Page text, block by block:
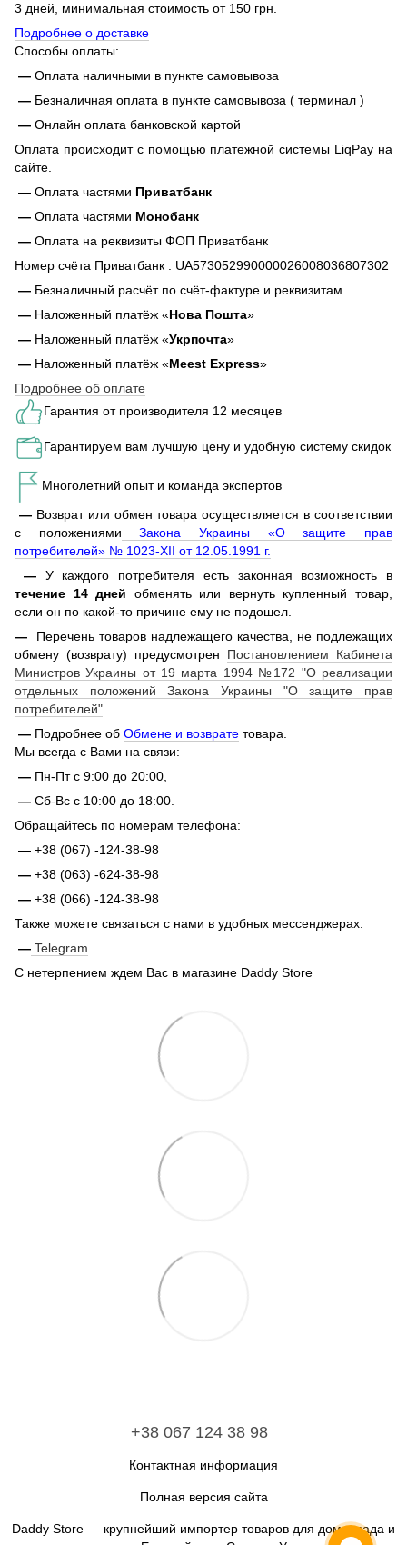
3 дней, минимальная стоимость от 150 грн.
Подробнее о доставке
Способы оплаты:
— Оплата наличными в пункте самовывоза
— Безналичная оплата в пункте самовывоза ( терминал )
— Онлайн оплата банковской картой
Оплата происходит с помощью платежной системы LiqPay на
сайте.
— Оплата частями Приватбанк
— Оплата частями Монобанк
— Оплата на реквизиты ФОП Приватбанк
Номер счёта Приватбанк : UA573052990000026008036807302
— Безналичный расчёт по счёт-фактуре и реквизитам
— Наложенный платёж «Нова Пошта»
— Наложенный платёж «Укрпочта»
— Наложенный платёж «Meest Express»
Подробнее об оплате
Гарантия от производителя 12 месяцев
Гарантируем вам лучшую цену и удобную систему скидок
Многолетний опыт и команда экспертов
— Возврат или обмен товара осуществляется в соответствии
с положениями Закона Украины «О защите прав
потребителей» № 1023-XII от 12.05.1991 г.
— У каждого потребителя есть законная возможность в
течение 14 дней обменять или вернуть купленный товар,
если он по какой-то причине ему не подошел.
—
Перечень товаров надлежащего качества, не подлежащих
обмену (возврату) предусмотрен Постановлением Кабинета
Министров Украины от 19 марта 1994 №172 "О реализации
отдельных положений Закона Украины "О защите прав
потребителей"
— Подробнее об Обмене и возврате товара.
Мы всегда с Вами на связи:
— Пн-Пт с 9:00 до 20:00,
— Сб-Вс с 10:00 до 18:00.
Обращайтесь по номерам телефона:
— +38 (067) -124-38-98
— +38 (063) -624-38-98
— +38 (066) -124-38-98
Также можете связаться с нами в удобных мессенджерах:
— Telegram
С нетерпением ждем Вас в магазине Daddy Store
+38 067 124 38 98
Контактная информация
Полная версия сайта
Daddy Store — крупнейший импортер товаров для дома, сада и